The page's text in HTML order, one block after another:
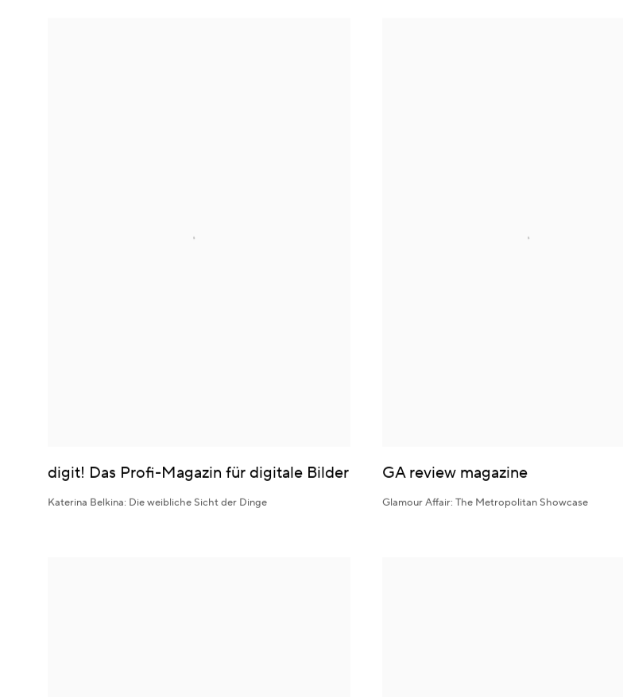
digit! Das Profi-Magazin für digitale Bilder
Katerina Belkina: Die weibliche Sicht der Dinge
GA review magazine
Glamour Affair: The Metropolitan Showcase